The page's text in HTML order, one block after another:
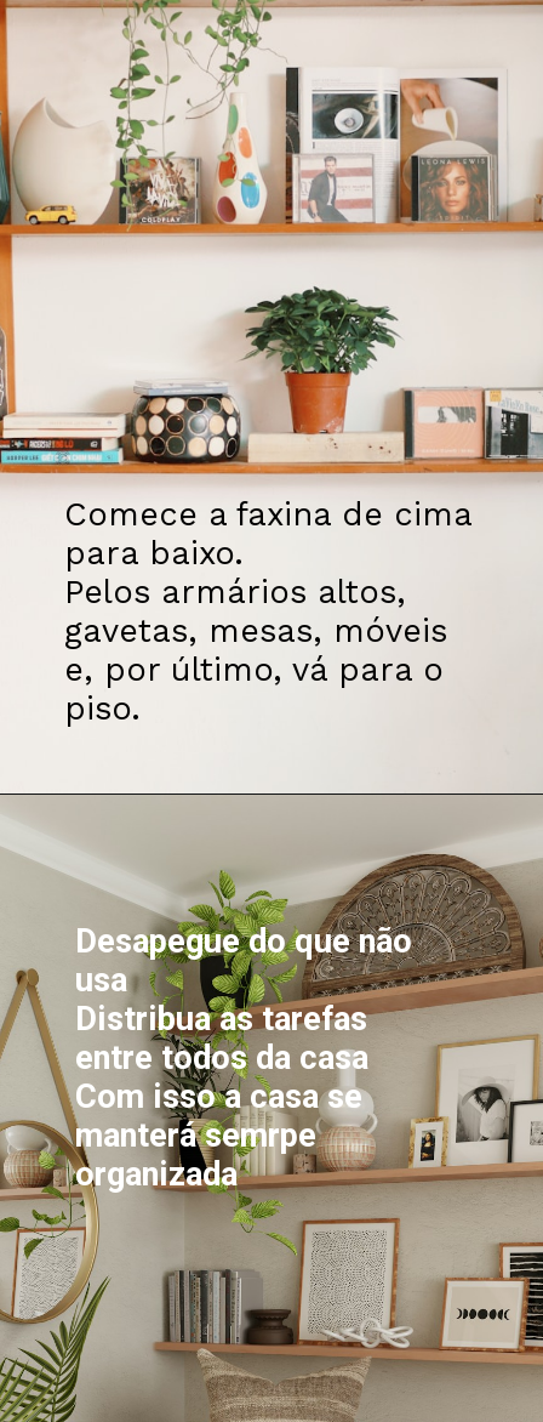
Comece a faxina de cima
para baixo.
Pelos armários altos,
gavetas, mesas, móveis
e, por último, vá para o
piso.
Desapegue do que não
usa
Distribua as tarefas
entre todos da casa
Com isso a casa se
manterá semrpe
organizada